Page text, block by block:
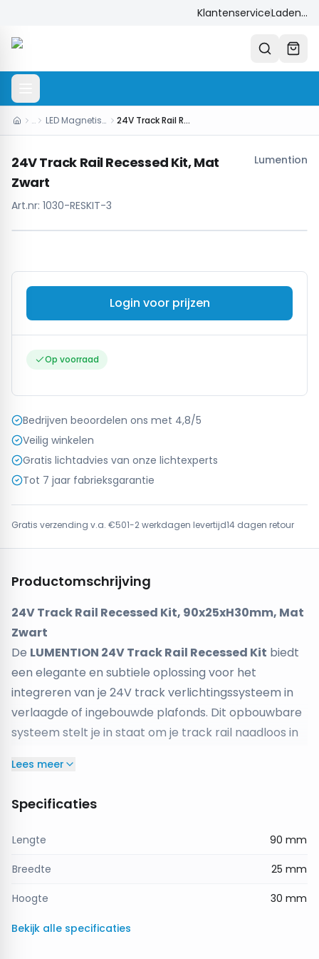
KlantenserviceLaden...
… LED Magnetisch Systeem 24V Track Rail Recessed Kit, Mat Zwart
24V Track Rail Recessed Kit, Mat
Zwart
Lumention
Art.nr: 1030-RESKIT-3
Login voor prijzen
Op voorraad
Bedrijven beoordelen ons met 4,8/5
Veilig winkelen
Gratis lichtadvies van onze lichtexperts
Tot 7 jaar fabrieksgarantie
Gratis verzending v.a. €501-2 werkdagen levertijd14 dagen retour
Productomschrijving
24V Track Rail Recessed Kit, 90x25xH30mm, Mat
Zwart
De LUMENTION 24V Track Rail Recessed Kit biedt
een elegante en subtiele oplossing voor het
integreren van je 24V track verlichtingssysteem in
verlaagde of ingebouwde plafonds. Dit opbouwbare
systeem stelt je in staat om je track rail naadloos in
verlichting niet in het zicht is maar de lichtbron
minimalistische interieurs waar een strakke
afwerking gewenst is.
verfijnde
recessed kit niet alleen een praktische oplossing
stijlvol element toe aan je interieur. Het stevige
Lees meer
Specificaties
Lengte 90 mm
Breedte 25 mm
Hoogte 30 mm
Bekijk alle specificaties